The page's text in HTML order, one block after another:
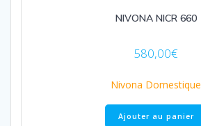
NIVONA NICR 660
580,00€
Nivona Domestique
Ajouter au panier